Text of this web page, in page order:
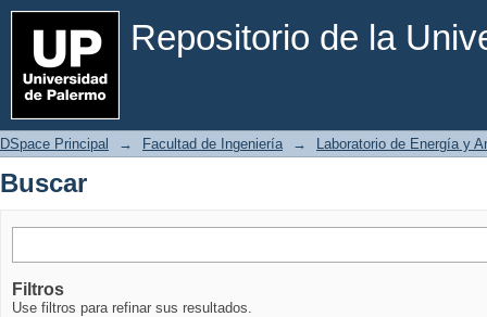
Repositorio de la
Buscar
DSpace Principal → Facultad de Ingeniería → Laboratorio de Energía y
Buscar
Filtros
Use filtros para refinar sus resultados.